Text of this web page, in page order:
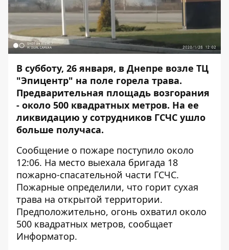
В субботу, 26 января, в Днепре возле ТЦ
"Эпицентр" на поле горела трава.
Предварительная площадь возгорания
- около 500 квадратных метров. На ее
ликвидацию у сотрудников ГСЧС ушло
больше получаса.
Сообщение о пожаре поступило около
12:06. На место выехала бригада 18
пожарно-спасательной части ГСЧС.
Пожарные определили, что горит сухая
трава на открытой территории.
Предположительно, огонь охватил около
500 квадратных метров, сообщает
Информатор.